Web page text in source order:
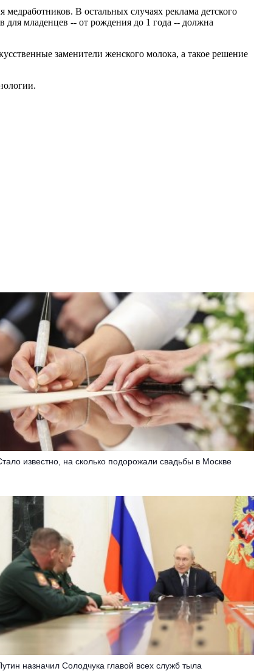
В остальных случаях реклама детского
младенцев -- от рождения до 1 года -- должна
заменители женского молока, а такое решение
известно, на сколько подорожали свадьбы в Москве
назначил Солодчука главой всех служб тыла